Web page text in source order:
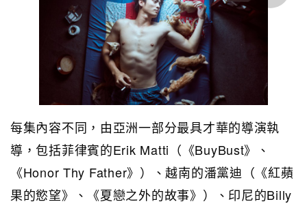
每集內容不同，由亞洲一部分最具才華的導演執
導，包括菲律賓的Erik Matti（《BuyBust》、
《Honor Thy Father》）、越南的潘黨迪（《紅蘋
果的慾望》、《夏戀之外的故事》）、印尼的Billy